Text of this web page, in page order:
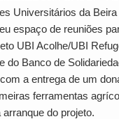
Universitários da Beira
espaço de reuniões
UBI Acolhe/UBI
do Banco de
a entrega de um
ferramentas
do projeto.